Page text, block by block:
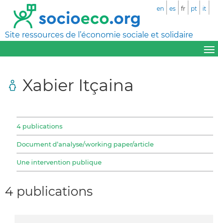
Site ressources de l’économie sociale et solidaire
en es fr pt it
Xabier Itçaina
4 publications
Document d’analyse/working paper/article
Une intervention publique
4 publications